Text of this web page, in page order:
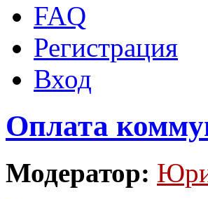
FAQ
Регистрация
Вход
Оплата
Модератор: